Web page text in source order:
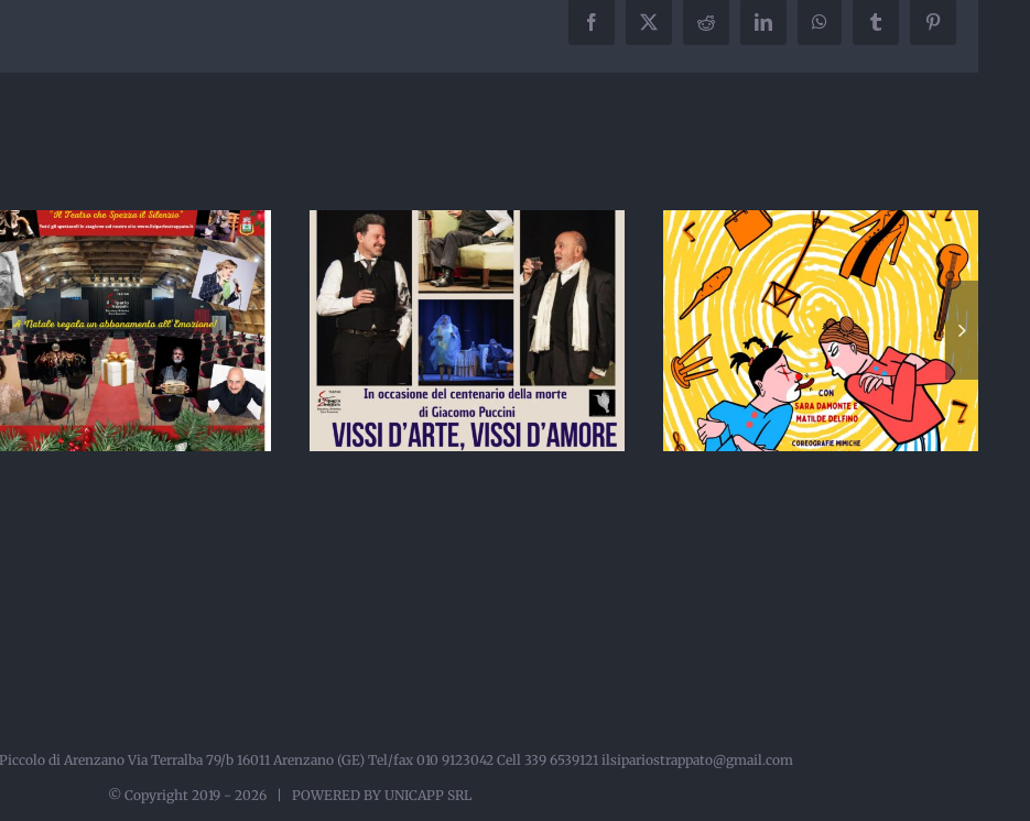
Facebook
X Reddit LinkedInWhatsAppTumblr Pinterest
A CENT’ANNI ESATTI
DALLA MORTE DI
GIACOMO PUCCINI
ARRIVA “VISSI D’ARTE,
VISSI D’AMORE”
LE MONELLATE DI
SHICK E SHOCK in
tourneè
STAGIONE TEATRALE
2024/2025 –
ABBONARSI
CONVIENE!
di Arenzano Via Terralba 79/b 16011 Arenzano (GE) Tel/fax 010 9123042 Cell 339 6539121 ilsipariostrappato@gmail.com
© Copyright 2019 - 2026 | POWERED BY UNICAPP SRL